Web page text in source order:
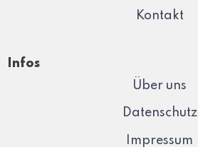
Kontakt
Infos
Über uns
Datenschutz
Impressum